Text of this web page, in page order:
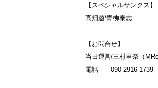
【スペシャルサンクス】
高畑遊/青柳泰志
【お問合せ】
当日運営/三村里奈（
電話 090-2916-1739